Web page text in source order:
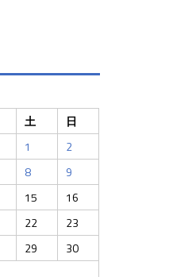
土
日
1
2
8
9
15
16
22
23
29
30